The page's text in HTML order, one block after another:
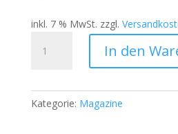
inkl. 7 % MwSt. zzgl.
In den
Kategorie: Magazine